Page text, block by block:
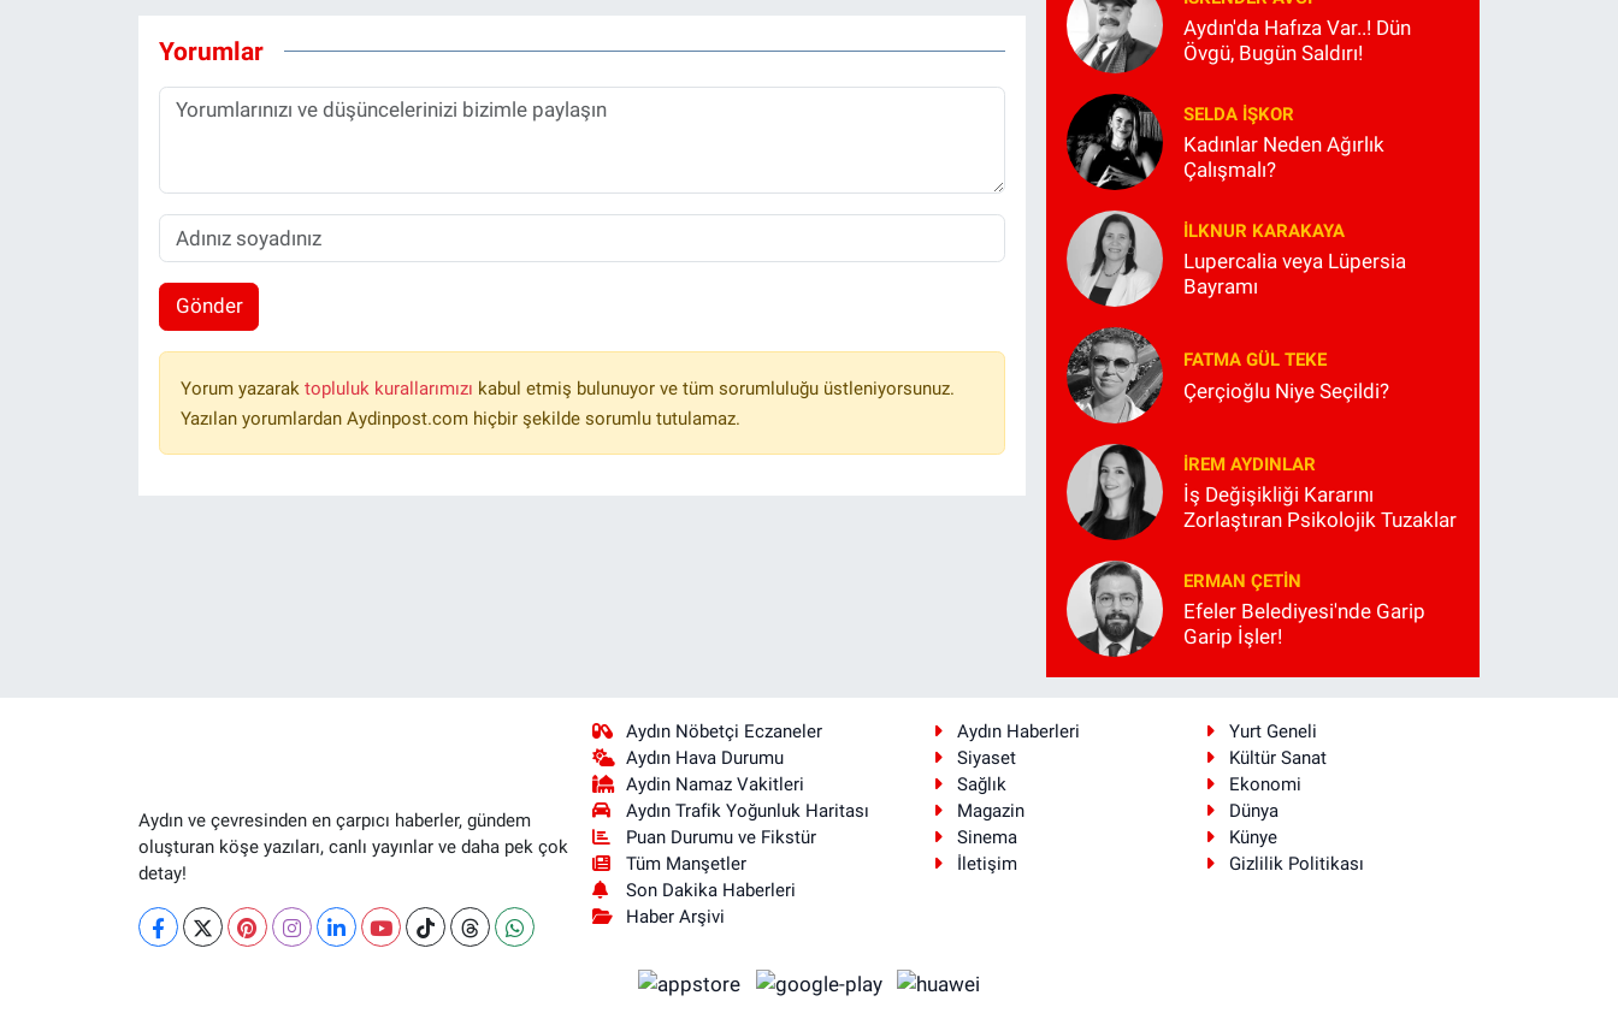
Yorumlar
Gönder
Yorum yazarak topluluk kurallarımızı kabul etmiş bulunuyor ve tüm sorumluluğu üstleniyorsunuz.
Yazılan yorumlardan Aydinpost.com hiçbir şekilde sorumlu tutulamaz.
Aydın'da Hafıza Var..! Dün
Övgü, Bugün Saldırı!
SELDA İŞKOR
Kadınlar Neden Ağırlık
Çalışmalı?
İLKNUR KARAKAYA
Lupercalia veya Lüpersia
Bayramı
FATMA GÜL TEKE
Çerçioğlu Niye Seçildi?
İREM AYDINLAR
İş Değişikliği Kararını
Zorlaştıran Psikolojik Tuzaklar
ERMAN ÇETIN
Efeler Belediyesi'nde Garip
Garip İşler!
Aydın ve çevresinden en çarpıcı haberler, gündem
oluşturan köşe yazıları, canlı yayınlar ve daha pek çok
detay!
Aydın Nöbetçi Eczaneler
Aydın Hava Durumu
Aydin Namaz Vakitleri
Aydın Trafik Yoğunluk Haritası
Puan Durumu ve Fikstür
Tüm Manşetler
Son Dakika Haberleri
Haber Arşivi
Aydın Haberleri
Yurt Geneli
Siyaset
Kültür Sanat
Sağlık
Ekonomi
Magazin
Dünya
Sinema
Künye
İletişim
Gizlilik Politikası